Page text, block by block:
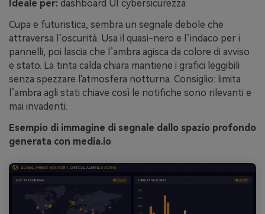
Ideale per: dashboard UI cybersicurezza
Cupa e futuristica, sembra un segnale debole che
attraversa l’oscurità. Usa il quasi-nero e l’indaco per i
pannelli, poi lascia che l’ambra agisca da colore di avviso
e stato. La tinta calda chiara mantiene i grafici leggibili
senza spezzare l'atmosfera notturna. Consiglio: limita
l’ambra agli stati chiave così le notifiche sono rilevanti e
mai invadenti.
Esempio di immagine di segnale dallo spazio profondo
generata con media.io